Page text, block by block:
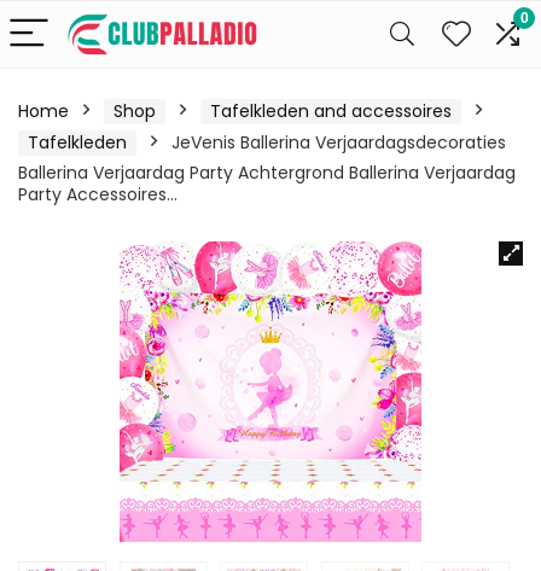
0
Home Shop
Tafelkleden and accessoires
Tafelkleden
JeVenis Ballerina Verjaardagsdecoraties
Ballerina Verjaardag Party Achtergrond Ballerina Verjaardag
Party Accessoires…